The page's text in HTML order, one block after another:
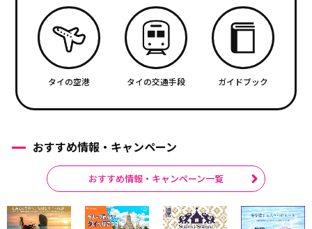
タイの空港 タイの交通手段 ガイドブック
おすすめ情報・キャンペーン
おすすめ情報・キャンペーン一覧